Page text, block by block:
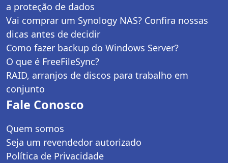
a proteção de dados
Vai comprar um Synology NAS? Confira nossas
dicas antes de decidir
Como fazer backup do Windows Server?
O que é FreeFileSync?
RAID, arranjos de discos para trabalho em
conjunto
Fale Conosco
Quem somos
Seja um revendedor autorizado
Política de Privacidade